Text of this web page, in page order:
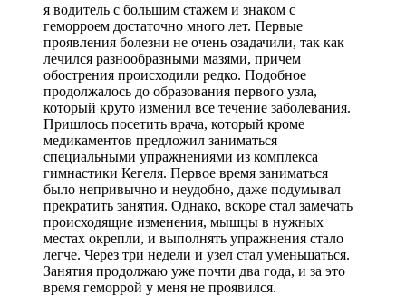
я водитель с большим стажем и знаком с
геморроем достаточно много лет. Первые
проявления болезни не очень озадачили, так как
лечился разнообразными мазями, причем
обострения происходили редко. Подобное
продолжалось до образования первого узла,
который круто изменил все течение заболевания.
Пришлось посетить врача, который кроме
медикаментов предложил заниматься
специальными упражнениями из комплекса
гимнастики Кегеля. Первое время заниматься
было непривычно и неудобно, даже подумывал
прекратить занятия. Однако, вскоре стал замечать
происходящие изменения, мышцы в нужных
местах окрепли, и выполнять упражнения стало
легче. Через три недели и узел стал уменьшаться.
Занятия продолжаю уже почти два года, и за это
время геморрой у меня не проявился.